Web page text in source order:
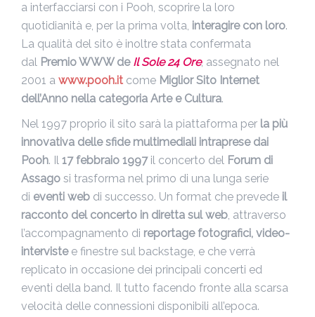
a interfacciarsi con i Pooh, scoprire la loro
quotidianità e, per la prima volta, interagire con loro.
La qualità del sito è inoltre stata confermata
dal Premio WWW de Il Sole 24 Ore, assegnato nel
2001 a www.pooh.it come Miglior Sito Internet
dell’Anno nella categoria Arte e Cultura.
Nel 1997 proprio il sito sarà la piattaforma per la più
innovativa delle sfide multimediali intraprese dai
Pooh. Il 17 febbraio 1997il concerto del Forum di
Assago si trasforma nel primo di una lunga serie
di eventi web di successo. Un format che prevede il
racconto del concerto in diretta sul web, attraverso
l’accompagnamento di reportage fotografici, video-
intervistee finestre sul backstage, e che verrà
replicato in occasione dei principali concerti ed
eventi della band. Il tutto facendo fronte alla scarsa
velocità delle connessioni disponibili all’epoca.